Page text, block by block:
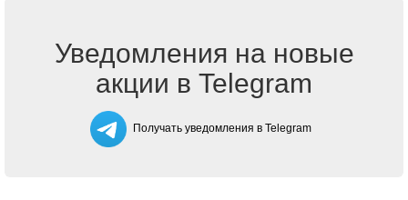
Уведомления на новые
акции в Telegram
Получать уведомления в Telegram